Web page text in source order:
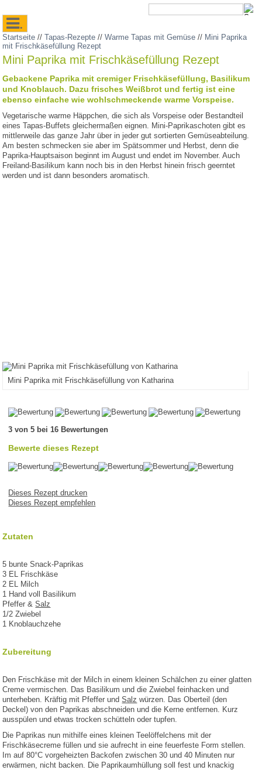
.
Startseite //Tapas-Rezepte //Warme Tapas mit Gemüse // Mini Paprika
mit Frischkäsefüllung Rezept
Mini Paprika mit Frischkäsefüllung Rezept
Gebackene Paprika mit cremiger Frischkäsefüllung, Basilikum
und Knoblauch. Dazu frisches Weißbrot und fertig ist eine
ebenso einfache wie wohlschmeckende warme Vorspeise.
Vegetarische warme Häppchen, die sich als Vorspeise oder Bestandteil
eines Tapas-Buffets gleichermaßen eignen. Mini-Paprikaschoten gibt es
mittlerweile das ganze Jahr über in jeder gut sortierten Gemüseabteilung.
Am besten schmecken sie aber im Spätsommer und Herbst, denn die
Paprika-Hauptsaison beginnt im August und endet im November. Auch
Freiland-Basilikum kann noch bis in den Herbst hinein frisch geerntet
werden und ist dann besonders aromatisch.
Mini Paprika mit Frischkäsefüllung von Katharina
3 von 5 bei 16 Bewertungen
Bewerte dieses Rezept
Dieses Rezept drucken
Dieses Rezept empfehlen
Zutaten
5 bunte Snack-Paprikas
3 EL Frischkäse
2 EL Milch
1 Hand voll Basilikum
Pfeffer &Salz
1/2 Zwiebel
1 Knoblauchzehe
Zubereitung
Den Frischkäse mit der Milch in einem kleinen Schälchen zu einer glatten
Creme vermischen. Das Basilikum und die Zwiebel feinhacken und
unterheben. Kräftig mit Pfeffer undSalz würzen. Das Oberteil (den
Deckel) von den Paprikas abschneiden und die Kerne entfernen. Kurz
ausspülen und etwas trocken schütteln oder tupfen.
Die Paprikas nun mithilfe eines kleinen Teelöffelchens mit der
Frischkäsecreme füllen und sie aufrecht in eine feuerfeste Form stellen.
Im auf 80°C vorgeheizten Backofen zwischen 30 und 40 Minuten nur
erwärmen, nicht backen. Die Paprikaumhüllung soll fest und knackig